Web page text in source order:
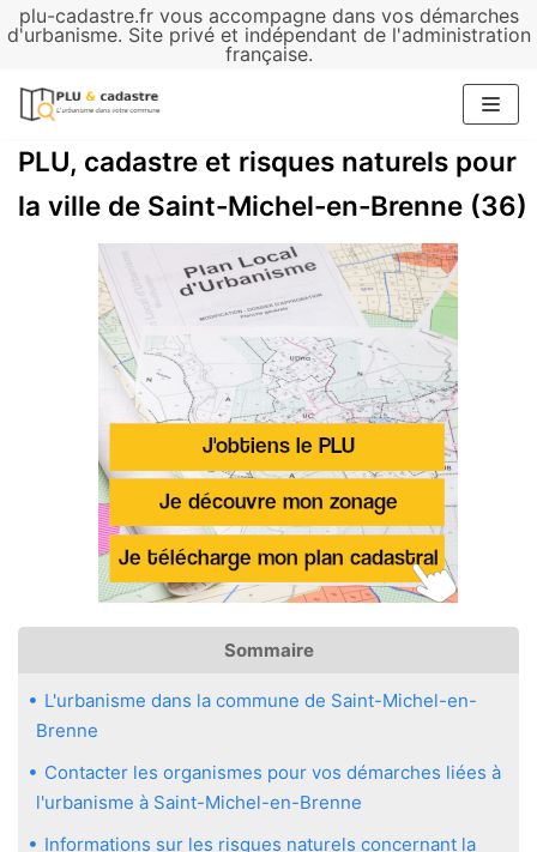
plu-cadastre.fr vous accompagne dans vos démarches
d'urbanisme. Site privé et indépendant de l'administration
française.
Aller
contenu
PLU, cadastre et risques naturels pour
la ville de Saint-Michel-en-Brenne (36)
Sommaire
L'urbanisme dans la commune de Saint-Michel-en-
Brenne
Contacter les organismes pour vos démarches liées à
l'urbanisme à Saint-Michel-en-Brenne
Informations sur les risques naturels concernant la